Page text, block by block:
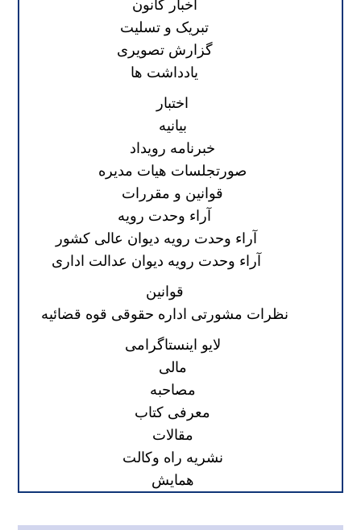
اخبار کانون
تبریک و تسلیت
گزارش تصویری
یادداشت ها
اختبار
بیانیه
خبرنامه رویداد
صورتجلسات هیات مدیره
قوانین و مقررات
آراء وحدت رویه
آراء وحدت رویه دیوان عالی کشور
آراء وحدت رویه دیوان عدالت اداری
قوانین
نظرات مشورتی اداره حقوقی قوه قضائیه
لایو اینستاگرامی
مالی
مصاحبه
معرفی کتاب
مقالات
نشریه راه وکالت
همایش